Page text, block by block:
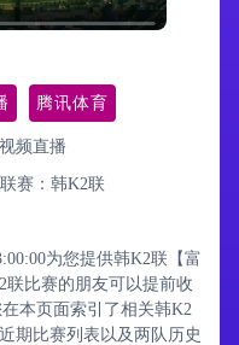
腾讯体育
频直播
赛： 韩K2联
为您提供韩K2联【富
联比赛的朋友可以提前收
本页面索引了相关韩K2
期比赛列表以及两队历史